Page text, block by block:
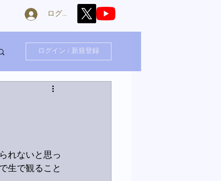
ログイン
ログイン / 新規登録
れないと思っ
生で観ること